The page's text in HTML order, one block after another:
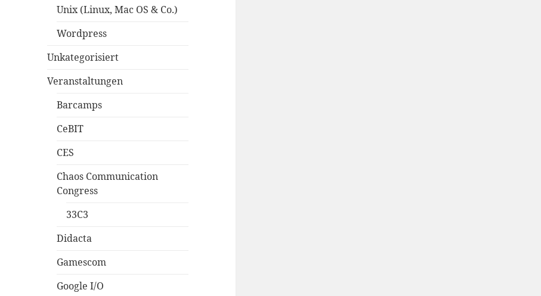
Unix (Linux, Mac OS & Co.)
Wordpress
Unkategorisiert
Veranstaltungen
Barcamps
CeBIT
CES
Chaos Communication
Congress
33C3
Didacta
Gamescom
Google I/O